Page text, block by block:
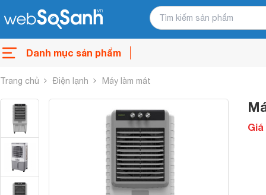
Danh mục sản phẩm
Trang chủ Điện lạnh Máy làm mát
Giá